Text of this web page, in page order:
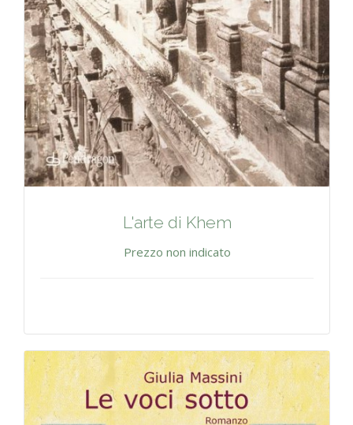
L'arte di Khem
Prezzo non indicato